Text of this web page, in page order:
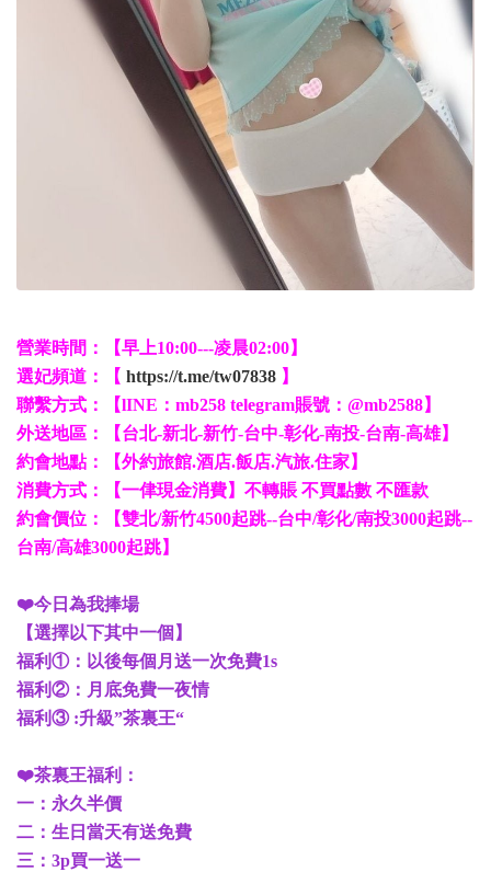
營業時間：【早上10:00---凌晨02:00】
選妃頻道：【 https://t.me/tw07838 】
聯繫方式：【lINE：mb258 telegram賬號：@mb2588】
外送地區：【台北-新北-新竹-台中-彰化-南投-台南-高雄】
約會地點：【外約旅館.酒店.飯店.汽旅.住家】
消費方式：【一侓現金消費】不轉賬 不買點數 不匯款
約會價位：【雙北/新竹4500起跳--台中/彰化/南投3000起跳--
台南/高雄3000起跳】
❤️今日為我捧場
【選擇以下其中一個】
福利①：以後每個月送一次免費1s
福利②：月底免費一夜情
福利③ :升級”茶裏王“
❤️茶裏王福利：
一：永久半價
二：生日當天有送免費
三：3p買一送一